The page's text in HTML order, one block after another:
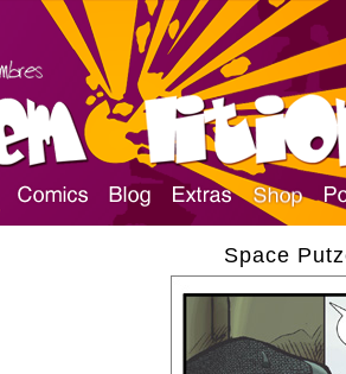
Space